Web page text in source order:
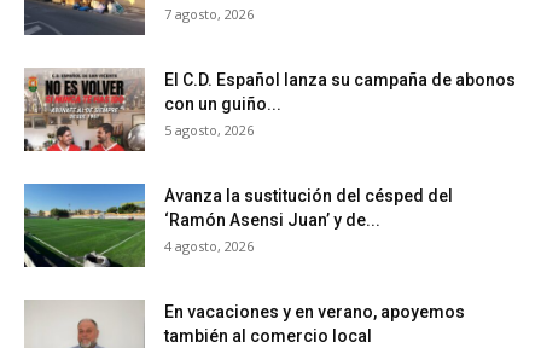
7 agosto, 2026
El C.D. Español lanza su campaña de abonos
con un guiño...
5 agosto, 2026
Avanza la sustitución del césped del
‘Ramón Asensi Juan’ y de...
4 agosto, 2026
En vacaciones y en verano, apoyemos
también al comercio local